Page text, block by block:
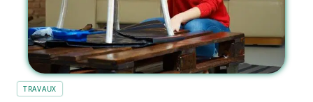
TRAVAUX